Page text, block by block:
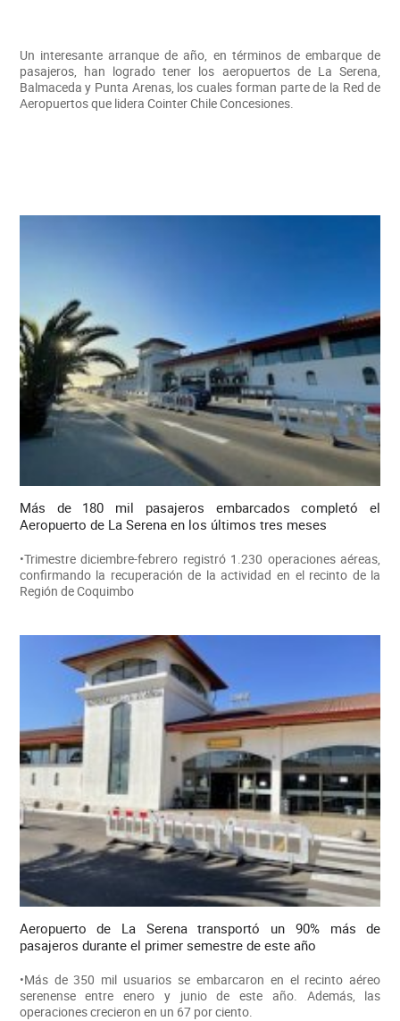
Un interesante arranque de año, en términos de embarque de
pasajeros, han logrado tener los aeropuertos de La Serena,
Balmaceda y Punta Arenas, los cuales forman parte de la Red de
Aeropuertos que lidera Cointer Chile Concesiones.
Más de 180 mil pasajeros embarcados completó el
Aeropuerto de La Serena en los últimos tres meses
•Trimestre diciembre-febrero registró 1.230 operaciones aéreas,
confirmando la recuperación de la actividad en el recinto de la
Región de Coquimbo
Aeropuerto de La Serena transportó un 90% más de
pasajeros durante el primer semestre de este año
•Más de 350 mil usuarios se embarcaron en el recinto aéreo
serenense entre enero y junio de este año. Además, las
operaciones crecieron en un 67 por ciento.